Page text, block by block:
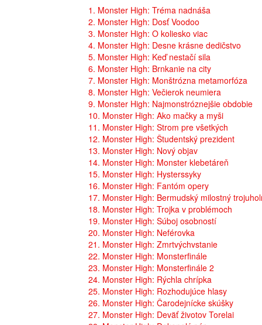
1. Monster High: Tréma nadnáša
2. Monster High: Dosť Voodoo
3. Monster High: O koliesko viac
4. Monster High: Desne krásne dedičstvo
5. Monster High: Keď nestačí sila
6. Monster High: Brnkanie na city
7. Monster High: Monštrózna metamorfóza
8. Monster High: Večierok neumiera
9. Monster High: Najmonstróznejšie obdobie
10. Monster High: Ako mačky a myši
11. Monster High: Strom pre všetkých
12. Monster High: Študentský prezident
13. Monster High: Nový objav
14. Monster High: Monster klebetáreň
15. Monster High: Hysterssyky
16. Monster High: Fantóm opery
17. Monster High: Bermudský milostný
18. Monster High: Trojka v problémoch
19. Monster High: Súboj osobností
20. Monster High: Neférovka
21. Monster High: Zmrtvýchvstanie
22. Monster High: Monsterfinále
23. Monster High: Monsterfinále 2
24. Monster High: Rýchla chrípka
25. Monster High: Rozhodujúce hlasy
26. Monster High: Čarodejnícke skúšky
27. Monster High: Deväť životov Torelai